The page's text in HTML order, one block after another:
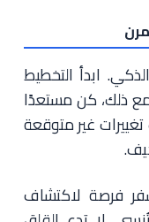
ابدأ التخطيط
ذلك، كن مستعدًا
غير متوقعة
فرصة لاكتشاف